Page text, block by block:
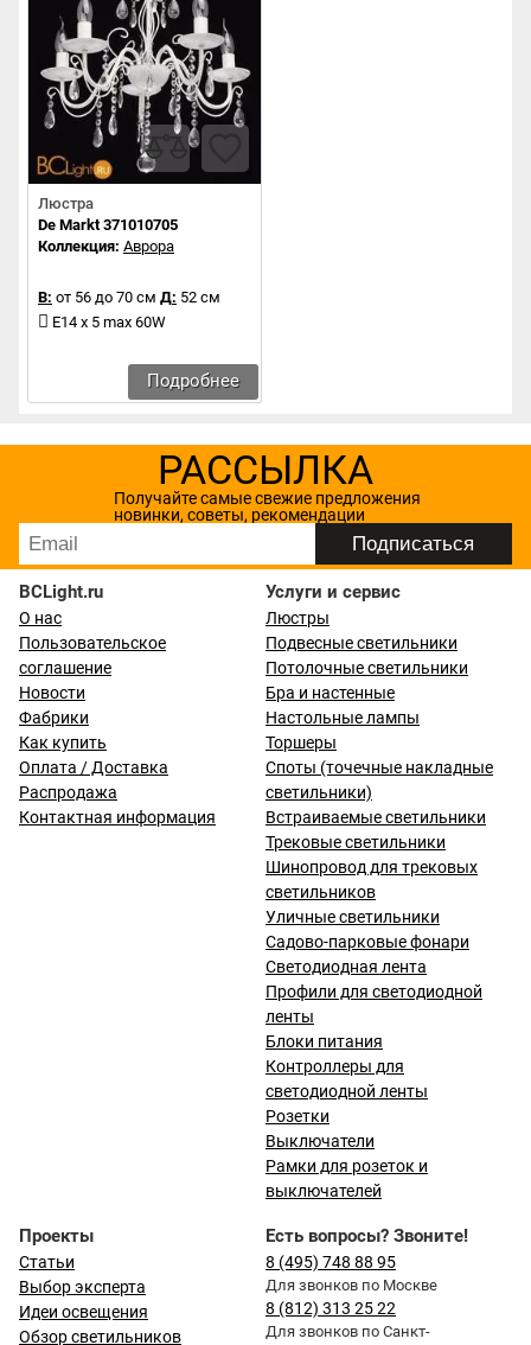
Люстра
De Markt 371010705
Коллекция: Аврора
В: от 56 до 70 см Д: 52 см
E14 x 5 max 60W
Подробнее
РАССЫЛКА
Получайте самые свежие предложения
новинки, советы, рекомендации
BCLight.ru
О нас
Пользовательское
соглашение
Новости
Фабрики
Как купить
Оплата / Доставка
Распродажа
Контактная информация
Услуги и сервис
Люстры
Подвесные светильники
Потолочные светильники
Бра и настенные
Настольные лампы
Торшеры
Споты (точечные накладные
светильники)
Встраиваемые светильники
Трековые светильники
Шинопровод для трековых
светильников
Уличные светильники
Садово-парковые фонари
Светодиодная лента
Профили для светодиодной
ленты
Блоки питания
Контроллеры для
светодиодной ленты
Розетки
Выключатели
Рамки для розеток и
выключателей
Проекты
Статьи
Выбор эксперта
Идеи освещения
Обзор светильников
Есть вопросы? Звоните!
8 (495) 748 88 95
Для звонков по Москве
8 (812) 313 25 22
Для звонков по Санкт-